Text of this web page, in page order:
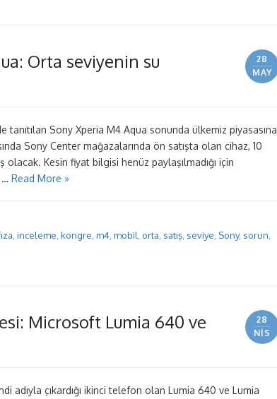
Orta seviyenin su
28
MAY
tanıtılan Sony Xperia M4 Aqua sonunda ülkemiz piyasasına
Sony Center mağazalarında ön satışta olan cihaz, 10
Kesin fiyat bilgisi henüz paylaşılmadığı için
… Read More »
, inceleme, kongre, m4, mobil, orta, satış, seviye, Sony, sorun,
Microsoft Lumia 640 ve
28
NIS
adıyla çıkardığı ikinci telefon olan Lumia 640 ve Lumia